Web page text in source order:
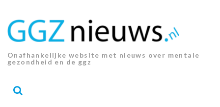
inhoud.
Onafhankelijke website met nieuws over mentale
gezondheid en de ggz